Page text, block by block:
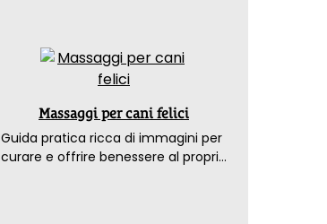
Massaggi per cani felici
Guida pratica ricca di immagini per
curare e offrire benessere al proprio